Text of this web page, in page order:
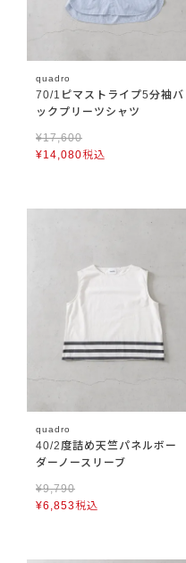
quadro
70/1ピマストライプ5分袖バ
ックプリーツシャツ
¥17,600
¥14,080税込
quadro
40/2度詰め天竺パネルボー
ダーノースリーブ
¥9,790
¥6,853税込